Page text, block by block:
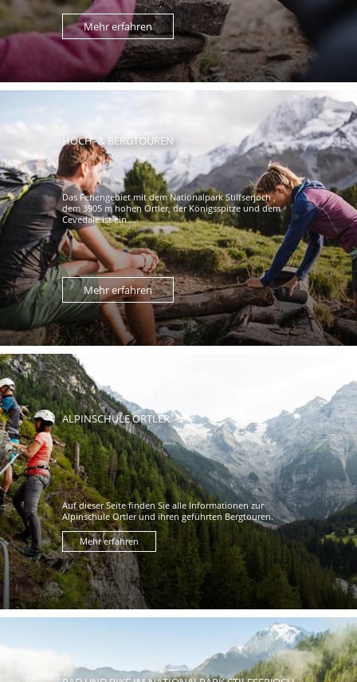
Mehr erfahren
HOCH- & BERGTOUREN
Das Feriengebiet mit dem Nationalpark Stilfserjoch ,
dem 3905 m hohen Ortler, der Königsspitze und dem
Cevedale ist ein ...
Mehr erfahren
ALPINSCHULE ORTLER
Auf dieser Seite finden Sie alle Informationen zur
Alpinschule Ortler und ihren geführten Bergtouren.
Mehr erfahren